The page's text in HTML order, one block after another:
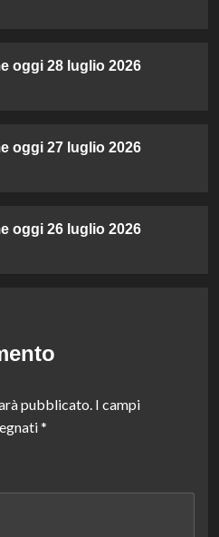
oggi 28 luglio 2026
oggi 27 luglio 2026
oggi 26 luglio 2026
pubblicato. I campi
*